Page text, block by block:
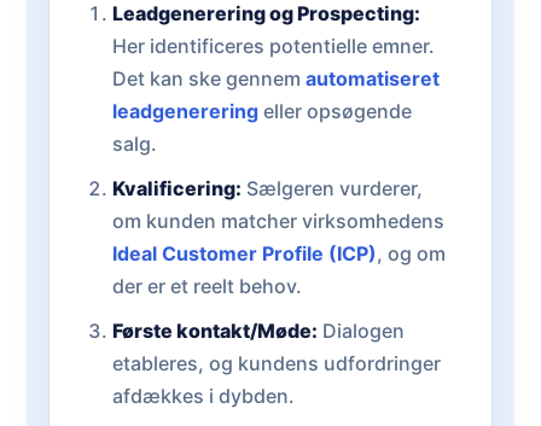
Leadgenerering og Prospecting:
Her identificeres potentielle emner.
Det kan ske gennem automatiseret
leadgenereringeller opsøgende
salg.
Kvalificering: Sælgeren vurderer,
om kunden matcher virksomhedens
Ideal Customer Profile (ICP), og om
der er et reelt behov.
Første kontakt/Møde: Dialogen
etableres, og kundens udfordringer
afdækkes i dybden.